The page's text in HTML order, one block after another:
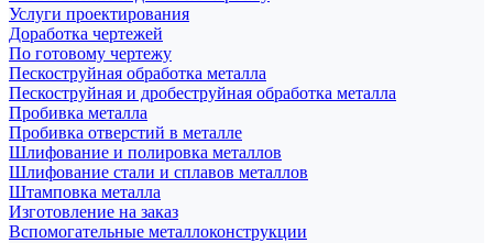
Услуги проектирования
Доработка чертежей
По готовому чертежу
Пескоструйная обработка металла
Пескоструйная и дробеструйная обработка металла
Пробивка металла
Пробивка отверстий в металле
Шлифование и полировка металлов
Шлифование стали и сплавов металлов
Штамповка металла
Изготовление на заказ
Вспомогательные металлоконструкции